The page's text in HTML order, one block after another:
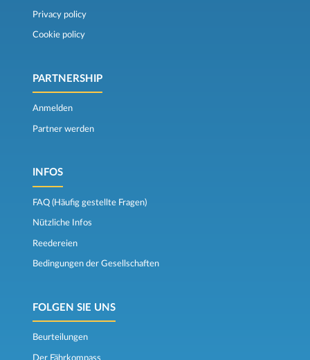
Privacy policy
Cookie policy
PARTNERSHIP
Anmelden
Partner werden
INFOS
FAQ (Häufig gestellte Fragen)
Nützliche Infos
Reedereien
Bedingungen der Gesellschaften
FOLGEN SIE UNS
Beurteilungen
Der Fährkompass